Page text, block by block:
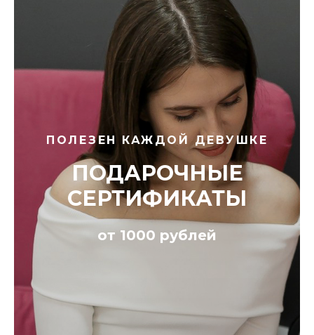
ПОЛЕЗЕН КАЖДОЙ ДЕВУШКЕ
ПОДАРОЧНЫЕ
СЕРТИФИКАТЫ
от 1000 рублей